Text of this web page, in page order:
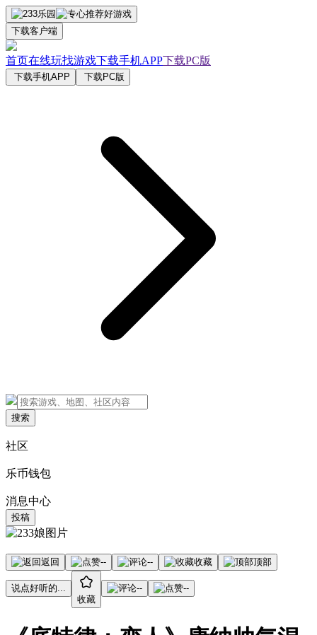
下载客户端
首页在线玩找游戏下载手机APP下载PC版
下载手机APP 下载PC版
搜索
社区
乐币钱包
消息中心
投稿
返回 -- -- 收藏 顶部
说点好听的...
收藏
-- --